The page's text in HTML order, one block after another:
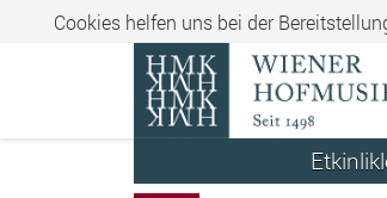
Cookies helfen uns bei der